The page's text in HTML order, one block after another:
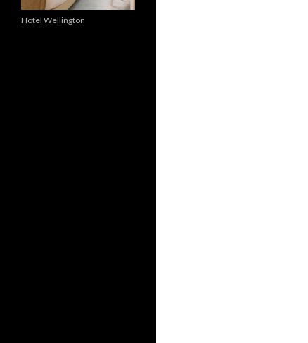
Hotel Wellington